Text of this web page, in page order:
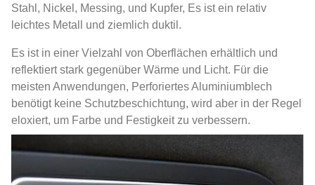
Stahl, Nickel, Messing, und Kupfer, Es ist ein relativ
leichtes Metall und ziemlich duktil.
Es ist in einer Vielzahl von Oberflächen erhältlich und
reflektiert stark gegenüber Wärme und Licht. Für die
meisten Anwendungen, Perforiertes Aluminiumblech
benötigt keine Schutzbeschichtung, wird aber in der Regel
eloxiert, um Farbe und Festigkeit zu verbessern.